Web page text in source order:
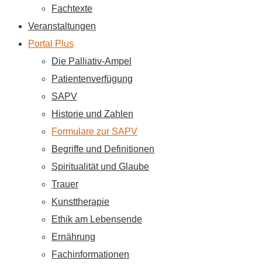
Fachtexte
Veranstaltungen
Portal Plus
Die Palliativ-Ampel
Patientenverfügung
SAPV
Historie und Zahlen
Formulare zur SAPV
Begriffe und Definitionen
Spiritualität und Glaube
Trauer
Kunsttherapie
Ethik am Lebensende
Ernährung
Fachinformationen